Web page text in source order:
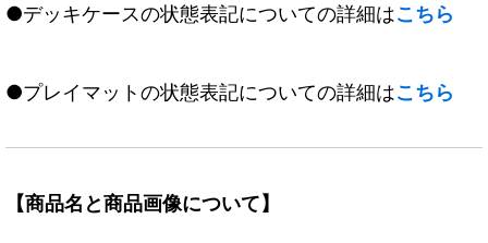
●デッキケースの状態表記についての詳細はこちら
●プレイマットの状態表記についての詳細はこちら
【商品名と商品画像について】